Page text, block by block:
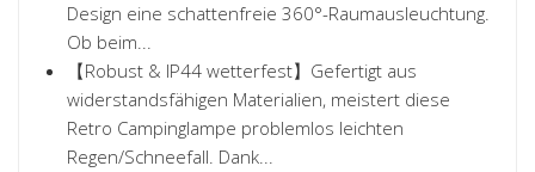
Design eine schattenfreie 360°-Raumausleuchtung.
Ob beim...
【Robust & IP44 wetterfest】Gefertigt aus
widerstandsfähigen Materialien, meistert diese
Retro Campinglampe problemlos leichten
Regen/Schneefall. Dank...